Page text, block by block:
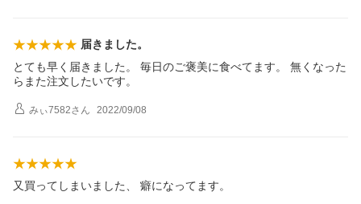
届きました。
とても早く届きました。 毎日のご褒美に食べてます。 無くなった
らまた注文したいです。
みぃ7582さん 2022/09/08
又買ってしまいました、 癖になってます。